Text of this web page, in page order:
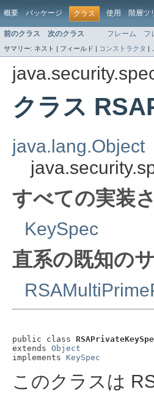
概要 パッケージ クラス 使用 階層ツ
前のクラス 次のクラス フレーム フ
サマリー: ネスト | フィールド | コンストラクタ |
クラス
java.lang.Object
すべての実装
KeySpec
直系の既知の
public class
extends Object
implements KeySpec
このクラスは